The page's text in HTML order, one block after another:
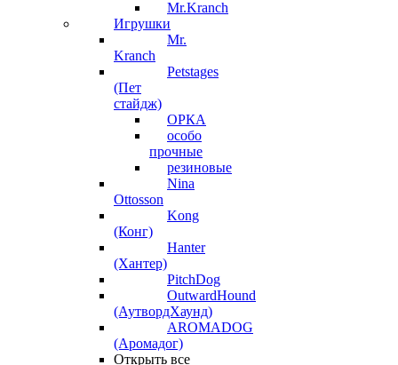
Mr.Kranch
Игрушки
Mr.
Kranch
Petstages
(Пет
стайдж)
ОРКА
особо
прочные
резиновые
Nina
Ottosson
Kong
(Конг)
Hanter
(Хантер)
PitchDog
OutwardHound
(АутвордХаунд)
AROMADOG
(Аромадог)
Открыть все